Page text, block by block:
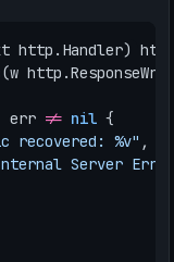
http . Handler) http
(w http .
err != nil {
recovered: %v" ,
Server